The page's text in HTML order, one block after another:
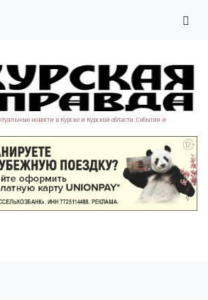
новости в Курске и Курской области. События и